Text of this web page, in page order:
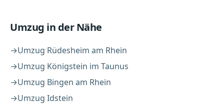
Umzug in der Nähe
→Umzug Rüdesheim am Rhein
→Umzug Königstein im Taunus
→Umzug Bingen am Rhein
→Umzug Idstein